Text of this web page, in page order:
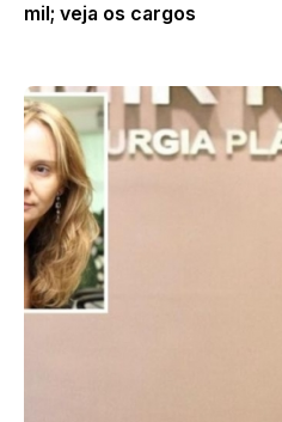
mil; veja os cargos